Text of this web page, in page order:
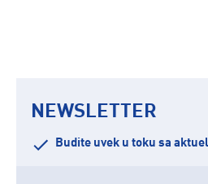
NEWSLETTER
Budite uvek u toku sa